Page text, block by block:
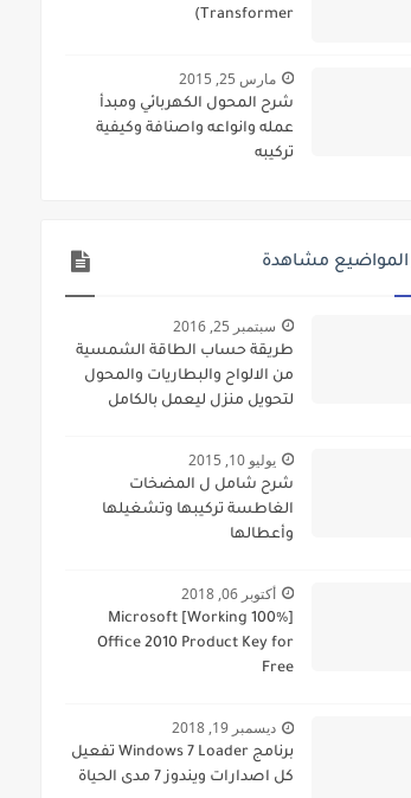
Transformer)
مارس 25, 2015
شرح المحول الكهربائي ومبدأ
عمله وانواعه واصنافة وكيفية
تركيبه
المواضيع مشاهدة
سبتمبر 25, 2016
طريقة حساب الطاقة الشمسية
من الالواح والبطاريات والمحول
لتحويل منزل ليعمل بالكامل
يوليو 10, 2015
شرح شامل ل المضخات
الغاطسة تركيبها وتشغيلها
وأعطالها
أكتوبر 06, 2018
[100% Working] Microsoft
Office 2010 Product Key for
Free
ديسمبر 19, 2018
برنامج Windows 7 Loader تفعيل
كل اصدارات ويندوز 7 مدى الحياة